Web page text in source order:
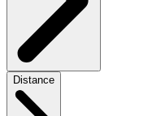
Distance